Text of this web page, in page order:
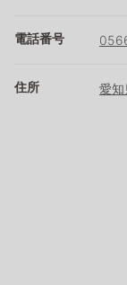
電話番号
住所 愛知